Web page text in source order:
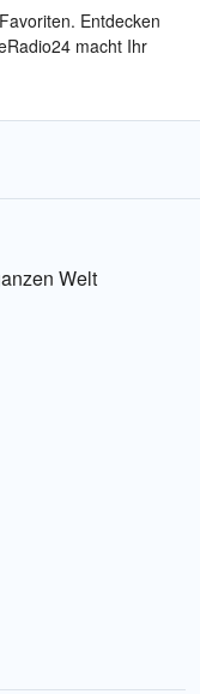
Entdecken
macht Ihr
Welt